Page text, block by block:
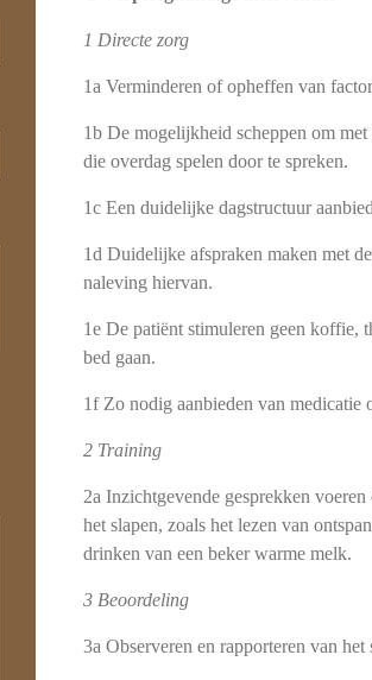
1 Directe zorg
1a Verminderen of opheffen van
1b De mogelijkheid scheppen om met
die overdag spelen door te spreken.
1c Een duidelijke dagstructuur
1d Duidelijke afspraken maken met
naleving hiervan.
1e De patiënt stimuleren geen koffie,
bed gaan.
1f Zo nodig aanbieden van medicatie
2 Training
2a Inzichtgevende gesprekken
het slapen, zoals het lezen van
drinken van een beker warme melk.
3 Beoordeling
3a Observeren en rapporteren van het